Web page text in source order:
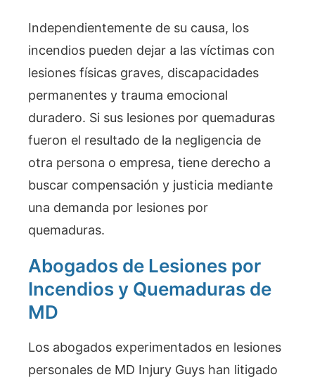
Independientemente de su causa, los
incendios pueden dejar a las víctimas con
lesiones físicas graves, discapacidades
permanentes y trauma emocional
duradero. Si sus lesiones por quemaduras
fueron el resultado de la negligencia de
otra persona o empresa, tiene derecho a
buscar compensación y justicia mediante
una demanda por lesiones por
quemaduras.
Abogados de Lesiones por
Incendios y Quemaduras de
MD
Los abogados experimentados en lesiones
personales de MD Injury Guys han litigado